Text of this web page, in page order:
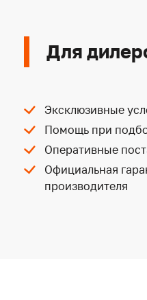
Для
Эксклюзивные
Помощь при
Оперативные
Официальная
производителя